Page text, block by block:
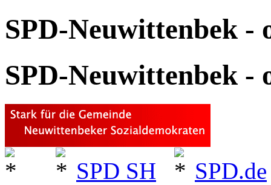
SPD-Neuwittenbek -
SPD-Neuwittenbek -
SPD SH
SPD.de